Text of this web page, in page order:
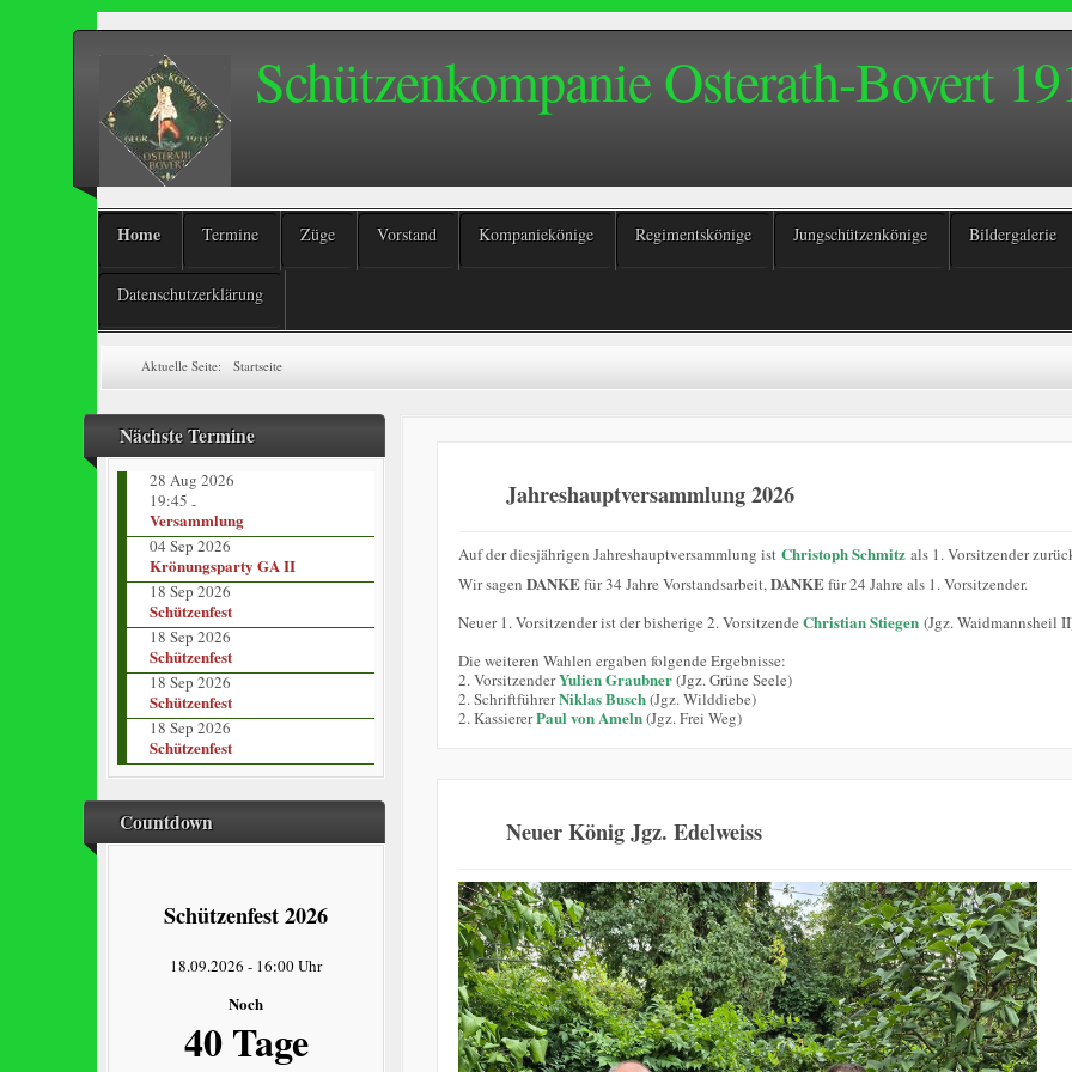
Schützenkompanie Osterath-Bovert
Home Termine Züge Vorstand Kompaniekönige Regimentskönige Jungschützenkönige Bildergalerie
Datenschutzerklärung
Aktuelle Seite:Startseite
Nächste Termine
28 Aug 2026
19:45 -
Versammlung
04 Sep 2026
Krönungsparty GA II
18 Sep 2026
Schützenfest
18 Sep 2026
Schützenfest
18 Sep 2026
Schützenfest
18 Sep 2026
Schützenfest
Countdown
Schützenfest 2026
18.09.2026 - 16:00 Uhr
Noch
40 Tage
Jahreshauptversammlung 2026
Auf der diesjährigen Jahreshauptversammlung ist Christoph Schmitzals 1. Vorsitzender
Wir sagen DANKEfür 34 Jahre Vorstandsarbeit, DANKEfür 24 Jahre als 1. Vorsitzender.
Neuer 1. Vorsitzender ist der bisherige 2. Vorsitzende Christian Stiegen (Jgz. Waidmannsheil
Die weiteren Wahlen ergaben folgende Ergebnisse:
2. VorsitzenderYulien Graubner(Jgz. Grüne Seele)
2. SchriftführerNiklas Busch(Jgz. Wilddiebe)
2. KassiererPaul von Ameln(Jgz. Frei Weg)
Neuer König Jgz. Edelweiss